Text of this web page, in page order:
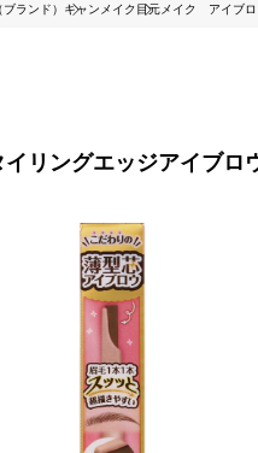
ブランド） キャンメイク目元メイク アイブロ
リングエッジアイブ